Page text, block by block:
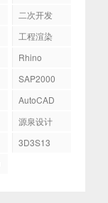
二次开发
工程渲染
Rhino
SAP2000
AutoCAD
源泉设计
3D3S13